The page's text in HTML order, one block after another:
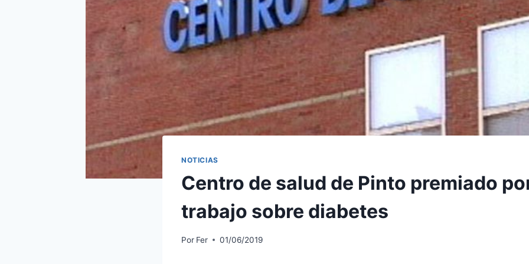
NOTICIAS
Centro de salud de Pinto premiado
trabajo sobre diabetes
Por Fer 01/06/2019